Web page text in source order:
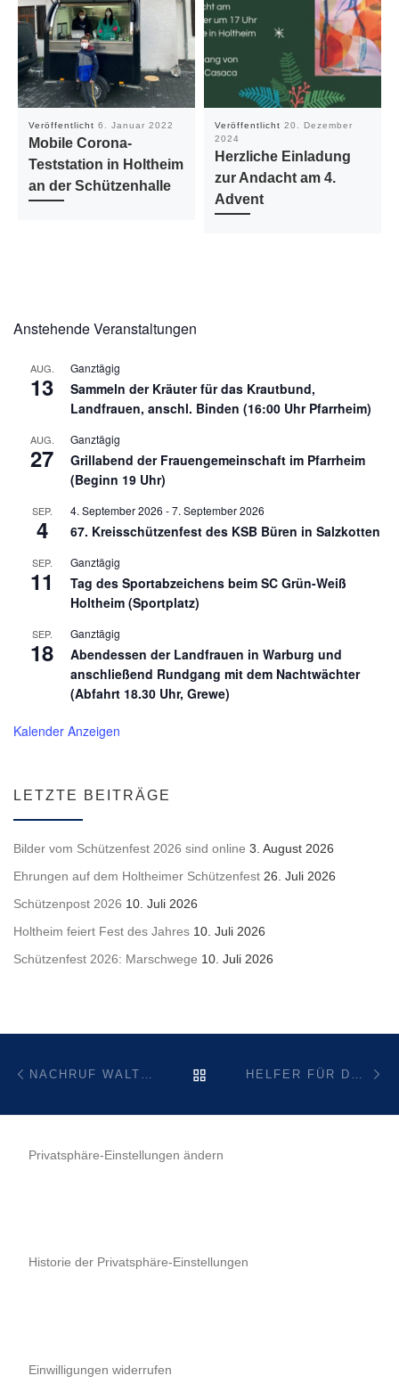
Veröffentlicht 6. Januar 2022
Mobile Corona-
Teststation in Holtheim
an der Schützenhalle
Veröffentlicht 20. Dezember
2024
Herzliche Einladung
zur Andacht am 4.
Advent
Anstehende Veranstaltungen
AUG.
13
Ganztägig
Sammeln der Kräuter für das Krautbund,
Landfrauen, anschl. Binden (16:00 Uhr Pfarrheim)
AUG.
27
Ganztägig
Grillabend der Frauengemeinschaft im Pfarrheim
(Beginn 19 Uhr)
SEP.
4
4. September 2026 -7. September 2026
67. Kreisschützenfest des KSB Büren in Salzkotten
SEP.
11
Ganztägig
Tag des Sportabzeichens beim SC Grün-Weiß
Holtheim (Sportplatz)
SEP.
18
Ganztägig
Abendessen der Landfrauen in Warburg und
anschließend Rundgang mit dem Nachtwächter
(Abfahrt 18.30 Uhr, Grewe)
Kalender Anzeigen
LETZTE BEITRÄGE
Bilder vom Schützenfest 2026 sind online 3. August 2026
Ehrungen auf dem Holtheimer Schützenfest 26. Juli 2026
Schützenpost 2026 10. Juli 2026
Holtheim feiert Fest des Jahres 10. Juli 2026
Schützenfest 2026: Marschwege 10. Juli 2026
BeitragsnavigationZURÜCK ZUR
Privatsphäre-Einstellungen ändern
Historie der Privatsphäre-Einstellungen
Einwilligungen widerrufen